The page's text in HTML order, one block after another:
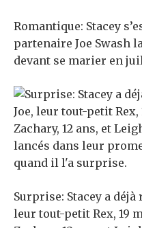
Romantique: Stacey
partenaire Joe Swash
devant se marier en
Surprise: Stacey a
leur tout-petit Rex, 19